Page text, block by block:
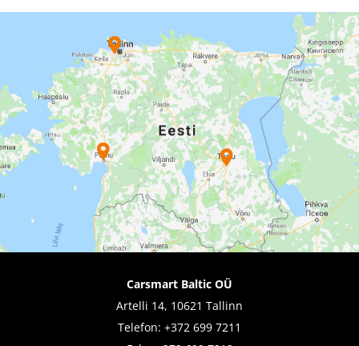
Carsmart Baltic OÜ
Artelli 14, 10621 Tallinn
Telefon: +372 699 7211